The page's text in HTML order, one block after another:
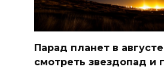
Парад планет в
смотреть звездопад и